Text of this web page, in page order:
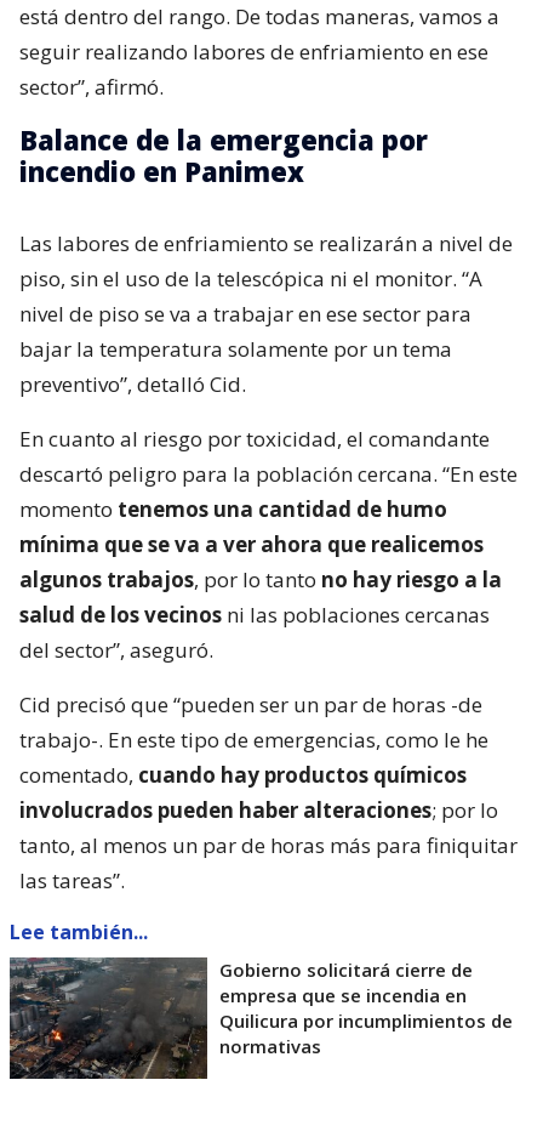
representaron una preocupación por su carga
calórica, el comandante indicó que mantienen
temperatura. “Sí, mantienen con temperatura,
mantienen una temperatura importante
está dentro del rango. De todas maneras, vamos a
Balance de la emergencia por
incendio en Panimex
piso, sin el uso de la telescópica ni el monitor. “A
nivel de piso se va a trabajar en ese sector para
bajar la temperatura solamente por un tema
preventivo”, detalló Cid.
En cuanto al riesgo por toxicidad, el comandante
descartó peligro para la población cercana. “En este
mínima que se va a ver ahora que realicemos
algunos trabajos, por lo tantono hay riesgo a la
salud de los vecinos ni las poblaciones cercanas
del sector”, aseguró.
Cid precisó que “pueden ser un par de horas -de
involucrados pueden haber alteraciones; por lo
tanto, al menos un par de horas más para finiquitar
las tareas”.